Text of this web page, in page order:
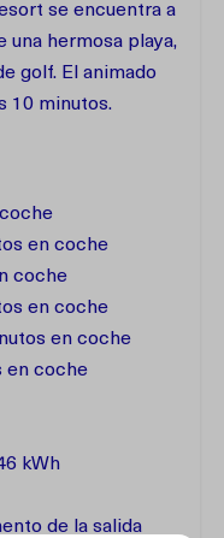
se encuentra a
hermosa playa,
golf. El animado
10 minutos.
en coche
coche
en coche
en coche
en coche
kWh
de la salida